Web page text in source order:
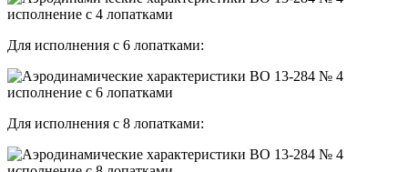
Для исполнения с 6 лопатками:
Для исполнения с 8 лопатками: